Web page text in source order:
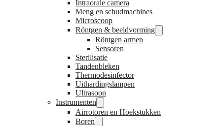
Intraorale camera
Meng en schudmachines
Microscoop
Röntgen & beeldvorming
Röntgen armen
Sensoren
Sterilisatie
Tandenbleken
Thermodesinfector
Uithardingslampen
Ultrasoon
Instrumenten
Airrotoren en Hoekstukken
Boren